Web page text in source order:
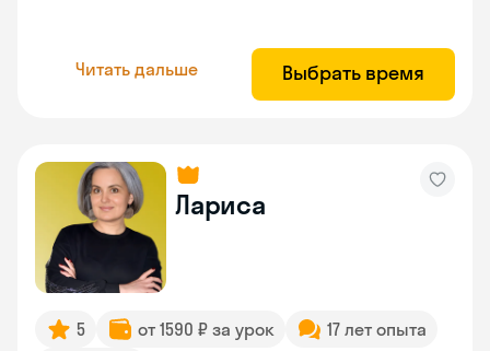
Читать дальше Выбрать время
Лариса
5 от 1590 ₽ за урок
17 лет опыта